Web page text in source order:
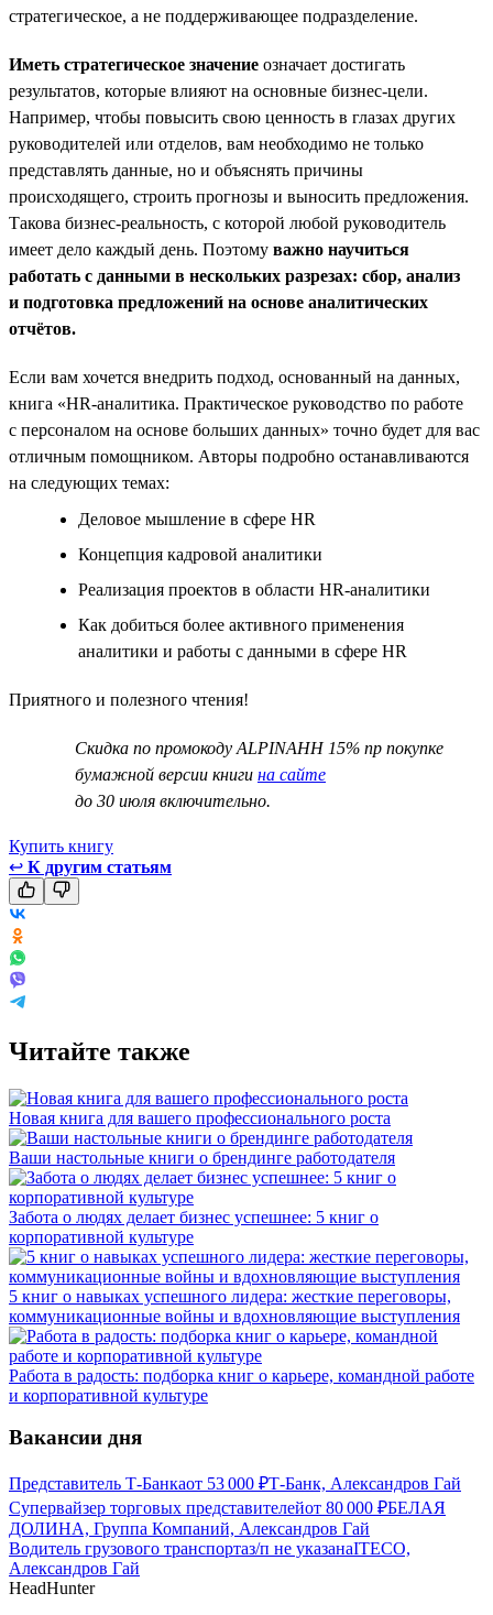
стратегическое, а не поддерживающее подразделение.
Иметь стратегическое значение означает достигать
результатов, которые влияют на основные бизнес-цели.
Например, чтобы повысить свою ценность в глазах других
руководителей или отделов, вам необходимо не только
представлять данные, но и объяснять причины
происходящего, строить прогнозы и выносить предложения.
Такова бизнес-реальность, с которой любой руководитель
имеет дело каждый день. Поэтому важно научиться
работать с данными в нескольких разрезах: сбор, анализ
и подготовка предложений на основе аналитических
отчётов.
Если вам хочется внедрить подход, основанный на данных,
книга «HR-аналитика. Практическое руководство по работе
с персоналом на основе больших данных» точно будет для вас
отличным помощником. Авторы подробно останавливаются
на следующих темах:
Деловое мышление в сфере HR
Концепция кадровой аналитики
Реализация проектов в области HR-аналитики
Как добиться более активного применения
аналитики и работы с данными в сфере HR
Приятного и полезного чтения!
Скидка по промокоду ALPINAHH 15% пр покупке
бумажной версии книги на сайте
до 30 июля включительно.
Купить книгу
↩ К другим статьям
Читайте также
Новая книга для вашего профессионального роста
Ваши настольные книги о брендинге работодателя
Забота о людях делает бизнес успешнее: 5 книг о
корпоративной культуре
5 книг о навыках успешного лидера: жесткие переговоры,
коммуникационные войны и вдохновляющие выступления
Работа в радость: подборка книг о карьере, командной работе
и корпоративной культуре
Вакансии дня
Представитель Т-Банкаот 53 000 ₽Т-Банк, Александров Гай
Супервайзер торговых представителейот 80 000 ₽БЕЛАЯ
ДОЛИНА, Группа Компаний, Александров Гай
Водитель грузового транспортаз/п не указанаITECO,
Александров Гай
HeadHunter